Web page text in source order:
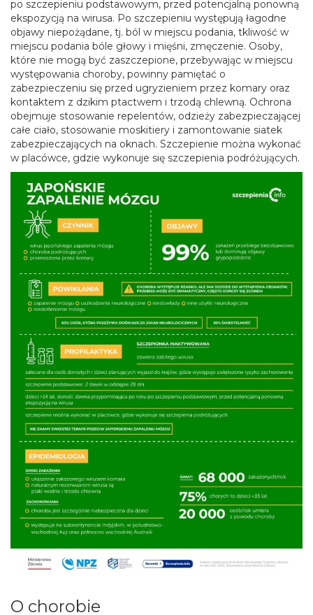
po szczepieniu podstawowym, przed potencjalną ponowną
ekspozycją na wirusa. Po szczepieniu występują łagodne
objawy niepożądane, tj. ból w miejscu podania, tkliwość w
miejscu podania bóle głowy i mięśni, zmęczenie. Osoby,
które nie mogą być zaszczepione, przebywając w miejscu
występowania choroby, powinny pamiętać o
zabezpieczeniu się przed ugryzieniem przez komary oraz
kontaktem z dzikim ptactwem i trzodą chlewną. Ochrona
obejmuje stosowanie repelentów, odzieży zabezpieczającej
całe ciało, stosowanie moskitiery i zamontowanie siatek
zabezpieczających na oknach. Szczepienie można wykonać
w placówce, gdzie wykonuje się szczepienia podróżujących.
O chorobie